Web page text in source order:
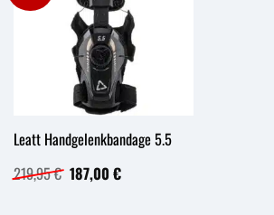
Leatt Handgelenkbandage 5.5
219,95€ Ursprünglicher
Preis
187,00 €Aktueller
Preis